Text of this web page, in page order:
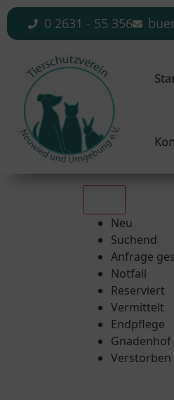
0 2631 - 55 356
Neu
Suchend
Anfrage
Notfall
Reserviert
Vermittelt
Endpflege
Gnadenhof
Verstorben